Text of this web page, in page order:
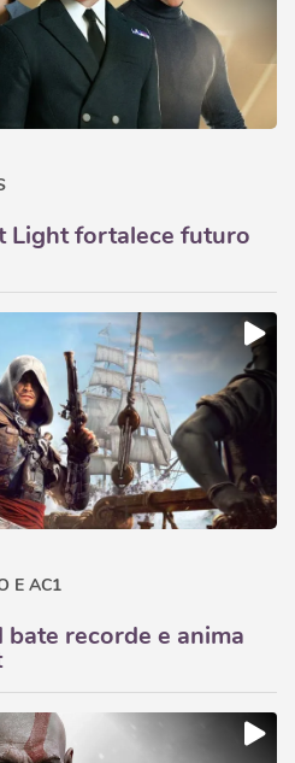
Light fortalece futuro
E AC1
bate recorde e anima